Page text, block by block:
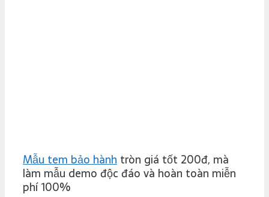
Mẫu tem bảo hành tròn giá tốt 200đ, mà
làm mẫu demo độc đáo và hoàn toàn miễn
phí 100%